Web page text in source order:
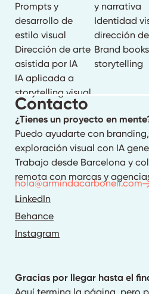
Prompts y
desarrollo de
estilo visual
Dirección de arte
asistida por IA
IA aplicada a
storytelling visual
y narrativa
Identidad
dirección
Brand
storytelling
Contacto
¿Tienes un proyecto en
Puedo ayudarte con
exploración visual con IA
Trabajo desde Barcelona y
remota con marcas y
hola@armindacarbonell.com
LinkedIn
Behance
Instagram
Gracias por llegar hasta el